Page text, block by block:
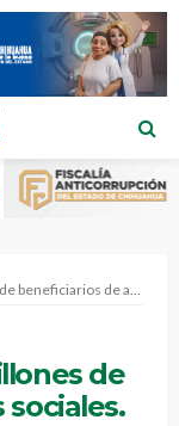
de apoyos sociales.
de